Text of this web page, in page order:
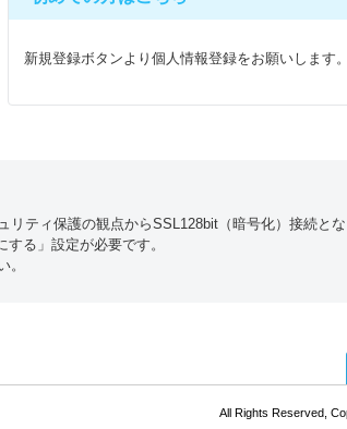
新規登録ボタンより個人情報登録をお願いします。
ティ保護の観点からSSL128bit（暗号化）接続とな
る」設定が必要です。
。
All Rights Reserved,